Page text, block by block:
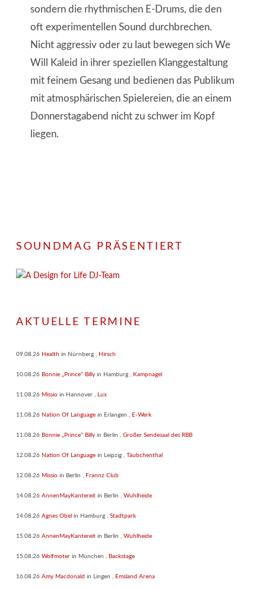
sondern die rhythmischen E-Drums, die den
oft experimentellen Sound durchbrechen.
Nicht aggressiv oder zu laut bewegen sich We
Will Kaleid in ihrer speziellen Klanggestaltung
mit feinem Gesang und bedienen das Publikum
mit atmosphärischen Spielereien, die an einem
Donnerstagabend nicht zu schwer im Kopf
liegen.
SOUNDMAG PRÄSENTIERT
AKTUELLE TERMINE
09.08.26 Health in Nürnberg , Hirsch
10.08.26 Bonnie „Prince“ Billy in Hamburg , Kampnagel
11.08.26 Missio in Hannover , Lux
11.08.26 Nation Of Language in Erlangen , E-Werk
11.08.26 Bonnie „Prince“ Billy in Berlin , Großer Sendesaal des RBB
12.08.26 Nation Of Language in Leipzig , Täubchenthal
12.08.26 Missio in Berlin , Frannz Club
14.08.26 AnnenMayKantereit in Berlin , Wuhlheide
14.08.26 Agnes Obel in Hamburg , Stadtpark
15.08.26 AnnenMayKantereit in Berlin , Wuhlheide
15.08.26 Wolfmoter in München , Backstage
16.08.26 Amy Macdonald in Lingen , Emsland Arena